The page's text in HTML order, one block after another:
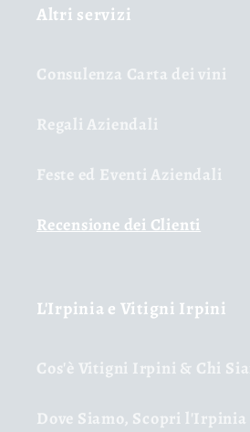
Altri servizi
Consulenza Carta dei vini
Regali Aziendali
Feste ed Eventi Aziendali
Recensione dei Clienti
L'Irpinia e Vitigni Irpini
Cos'è Vitigni Irpini & Chi
Dove Siamo, Scopri l'Irpinia